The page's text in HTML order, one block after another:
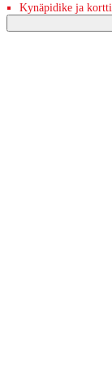
Kynäpidike ja